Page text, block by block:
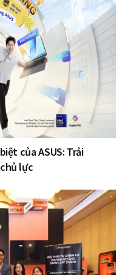
của ASUS: Trải
lực